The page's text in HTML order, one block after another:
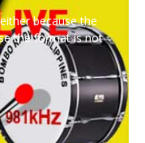
because the
the format is not